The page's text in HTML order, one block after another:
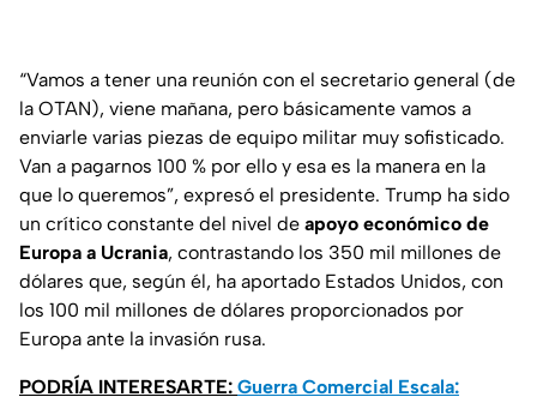
“Vamos a tener una reunión con el secretario general (de
la OTAN), viene mañana, pero básicamente vamos a
enviarle varias piezas de equipo militar muy sofisticado.
Van a pagarnos 100 % por ello y esa es la manera en la
que lo queremos”, expresó el presidente. Trump ha sido
un crítico constante del nivel de apoyo económico de
Europa a Ucrania, contrastando los 350 mil millones de
dólares que, según él, ha aportado Estados Unidos, con
los 100 mil millones de dólares proporcionados por
Europa ante la invasión rusa.
PODRÍA INTERESARTE: Guerra Comercial Escala: